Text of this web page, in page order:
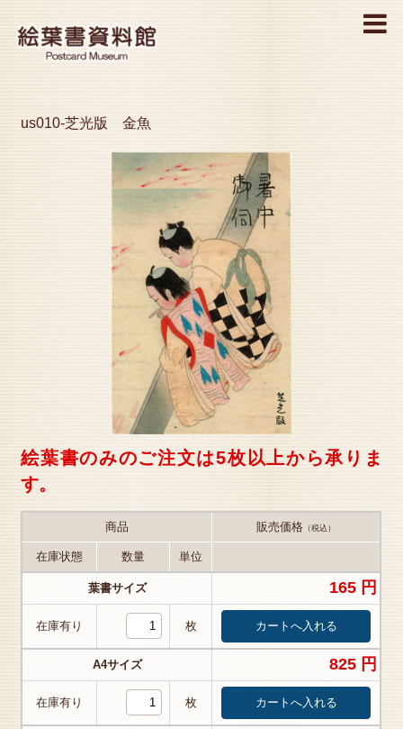
MENU
us010-芝光版 金魚
絵葉書のみのご注文は5枚以上から承りま
す。
商品 販売価格 （税込）
在庫状態 数量 単位
葉書サイズ 165 円
在庫有り 枚
A4サイズ 825 円
在庫有り 枚